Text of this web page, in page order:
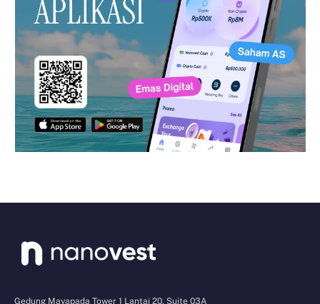
Gedung Mayapada Tower 1 Lantai 20, Suite 03A